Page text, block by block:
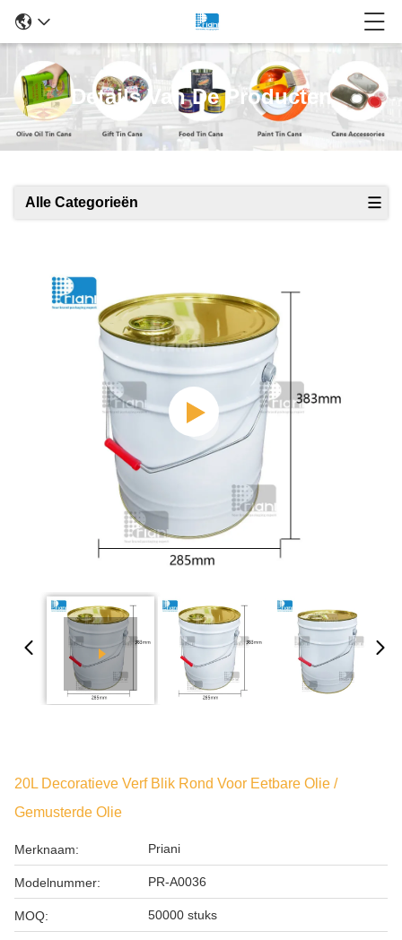
Details Van De Producten
Alle Categorieën
20L Decoratieve Verf Blik Rond Voor Eetbare Olie /
Gemusterde Olie
Merknaam: Priani
Modelnummer: PR-A0036
MOQ: 50000 stuks